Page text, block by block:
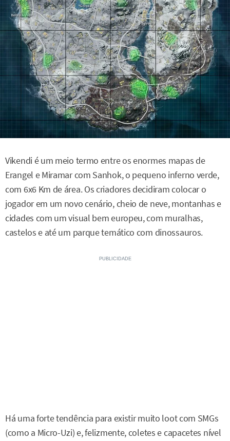
Vikendi é um meio termo entre os enormes mapas de
Erangel e Miramar com Sanhok, o pequeno inferno verde,
com 6x6 Km de área. Os criadores decidiram colocar o
jogador em um novo cenário, cheio de neve, montanhas e
cidades com um visual bem europeu, com muralhas,
castelos e até um parque temático com dinossauros.
Há uma forte tendência para existir muito loot com SMGs
(como a Micro-Uzi) e, felizmente, coletes e capacetes nível